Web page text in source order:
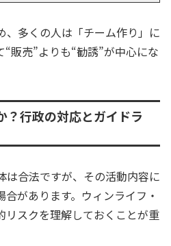
、多くの人は「チーム作り」に
販売”よりも“勧誘”が中心にな
？行政の対応とガイドラ
は合法ですが、その活動内容に
があります。ウィンライフ・
リスクを理解しておくことが重